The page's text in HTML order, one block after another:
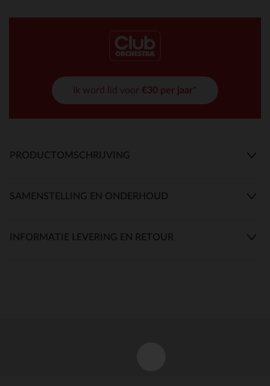
Ik word lid voor €30 per jaar*
PRODUCTOMSCHRIJVING
SAMENSTELLING EN ONDERHOUD
INFORMATIE LEVERING EN RETOUR